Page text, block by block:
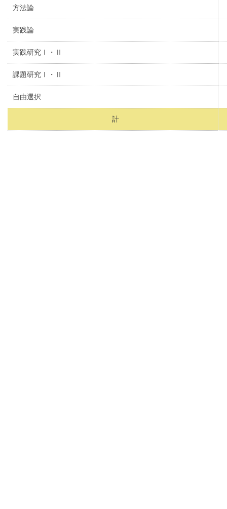
方法論
実践論
実践研究Ⅰ・Ⅱ
課題研究Ⅰ・Ⅱ
自由選択
計